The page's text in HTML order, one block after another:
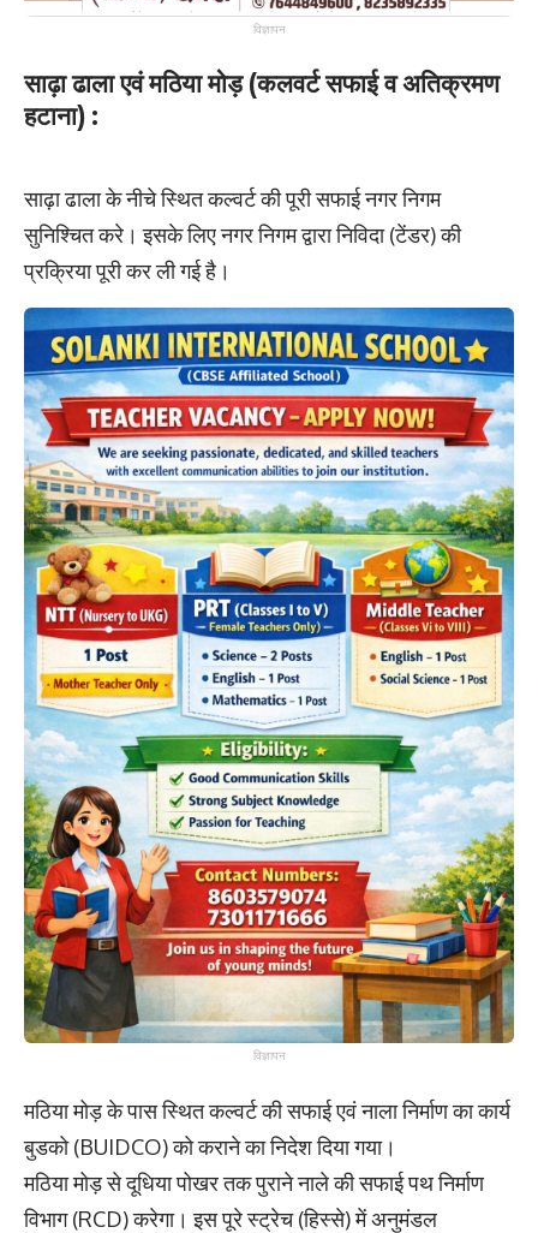
विज्ञापन
साढ़ा ढाला एवं मठिया मोड़ (कलवर्ट सफाई व अतिक्रमण
हटाना) :
साढ़ा ढाला के नीचे स्थित कल्वर्ट की पूरी सफाई नगर निगम
सुनिश्चित करे। इसके लिए नगर निगम द्वारा निविदा (टेंडर) की
प्रक्रिया पूरी कर ली गई है।
विज्ञापन
​मठिया मोड़ के पास स्थित कल्वर्ट की सफाई एवं नाला निर्माण का कार्य
बुडको (BUIDCO) को कराने का निदेश दिया गया।
​मठिया मोड़ से दूधिया पोखर तक पुराने नाले की सफाई पथ निर्माण
विभाग (RCD) करेगा। इस पूरे स्ट्रेच (हिस्से) में अनुमंडल